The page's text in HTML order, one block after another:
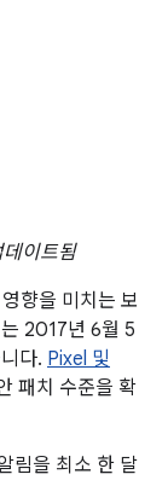
이트됨
향을 미치는 보
2017년 6월 5
다. Pixel 및
패치 수준을 확
림을 최소 한 달